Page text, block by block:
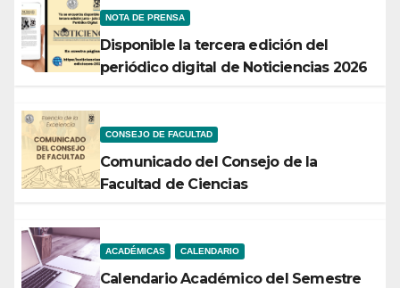
NOTA DE PRENSA
Disponible la tercera edición del
periódico digital de Noticiencias 2026
CONSEJO DE FACULTAD
Comunicado del Consejo de la
Facultad de Ciencias
ACADÉMICAS CALENDARIO
Calendario Académico del Semestre